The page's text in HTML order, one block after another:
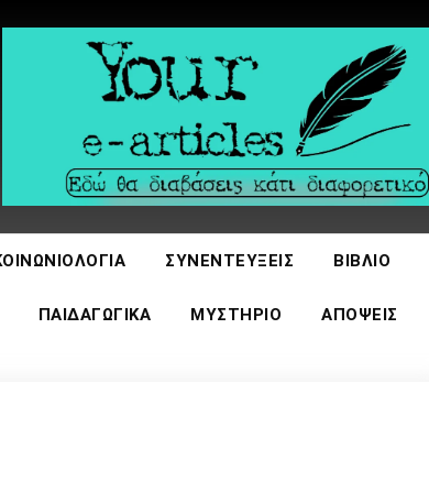
ΣΥΝΕΝΤΕΎΞΕΙΣ ΒΙΒΛΊΟ
ΠΑΙΔΑΓΩΓΙΚΆ ΜΥΣΤΉΡΙΟ ΑΠΌΨΕΙΣ